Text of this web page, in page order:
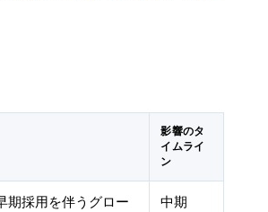
影響のタ
イムライ
ン
期採用を伴うグロー
中期